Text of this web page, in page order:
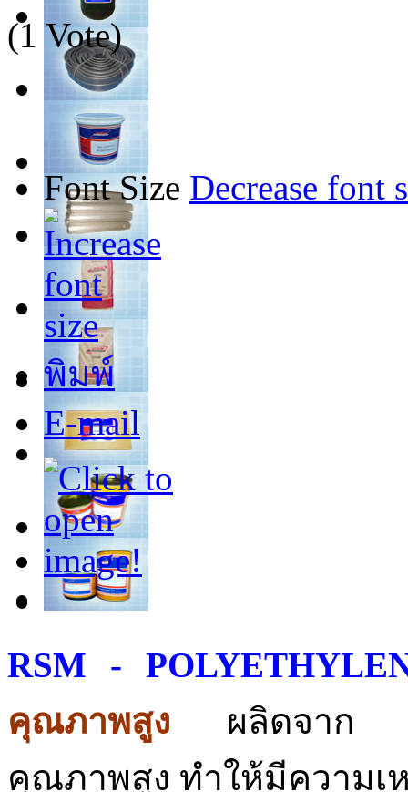
(1 Vote)
Font Size Decrease font
พิมพ์
E-mail
RSM -
คุณภาพสูง
ผลิดจาก
คุณภาพสูง ทำให้มีความเ